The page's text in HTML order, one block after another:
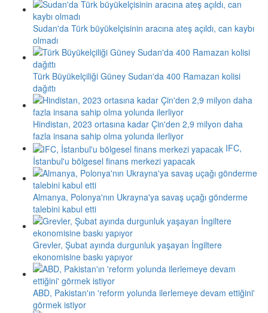
Sudan'da Türk büyükelçisinin aracına ateş açıldı, can kaybı
olmadı
Türk Büyükelçiliği Güney Sudan'da 400 Ramazan kolisi
dağıttı
Hindistan, 2023 ortasına kadar Çin'den 2,9 milyon daha
fazla insana sahip olma yolunda ilerliyor
IFC,
İstanbul'u bölgesel finans merkezi yapacak
Almanya, Polonya'nın Ukrayna'ya savaş uçağı gönderme
talebini kabul etti
Grevler, Şubat ayında durgunluk yaşayan İngiltere
ekonomisine baskı yapıyor
ABD, Pakistan'ın 'reform yolunda ilerlemeye devam ettiğini'
görmek istiyor